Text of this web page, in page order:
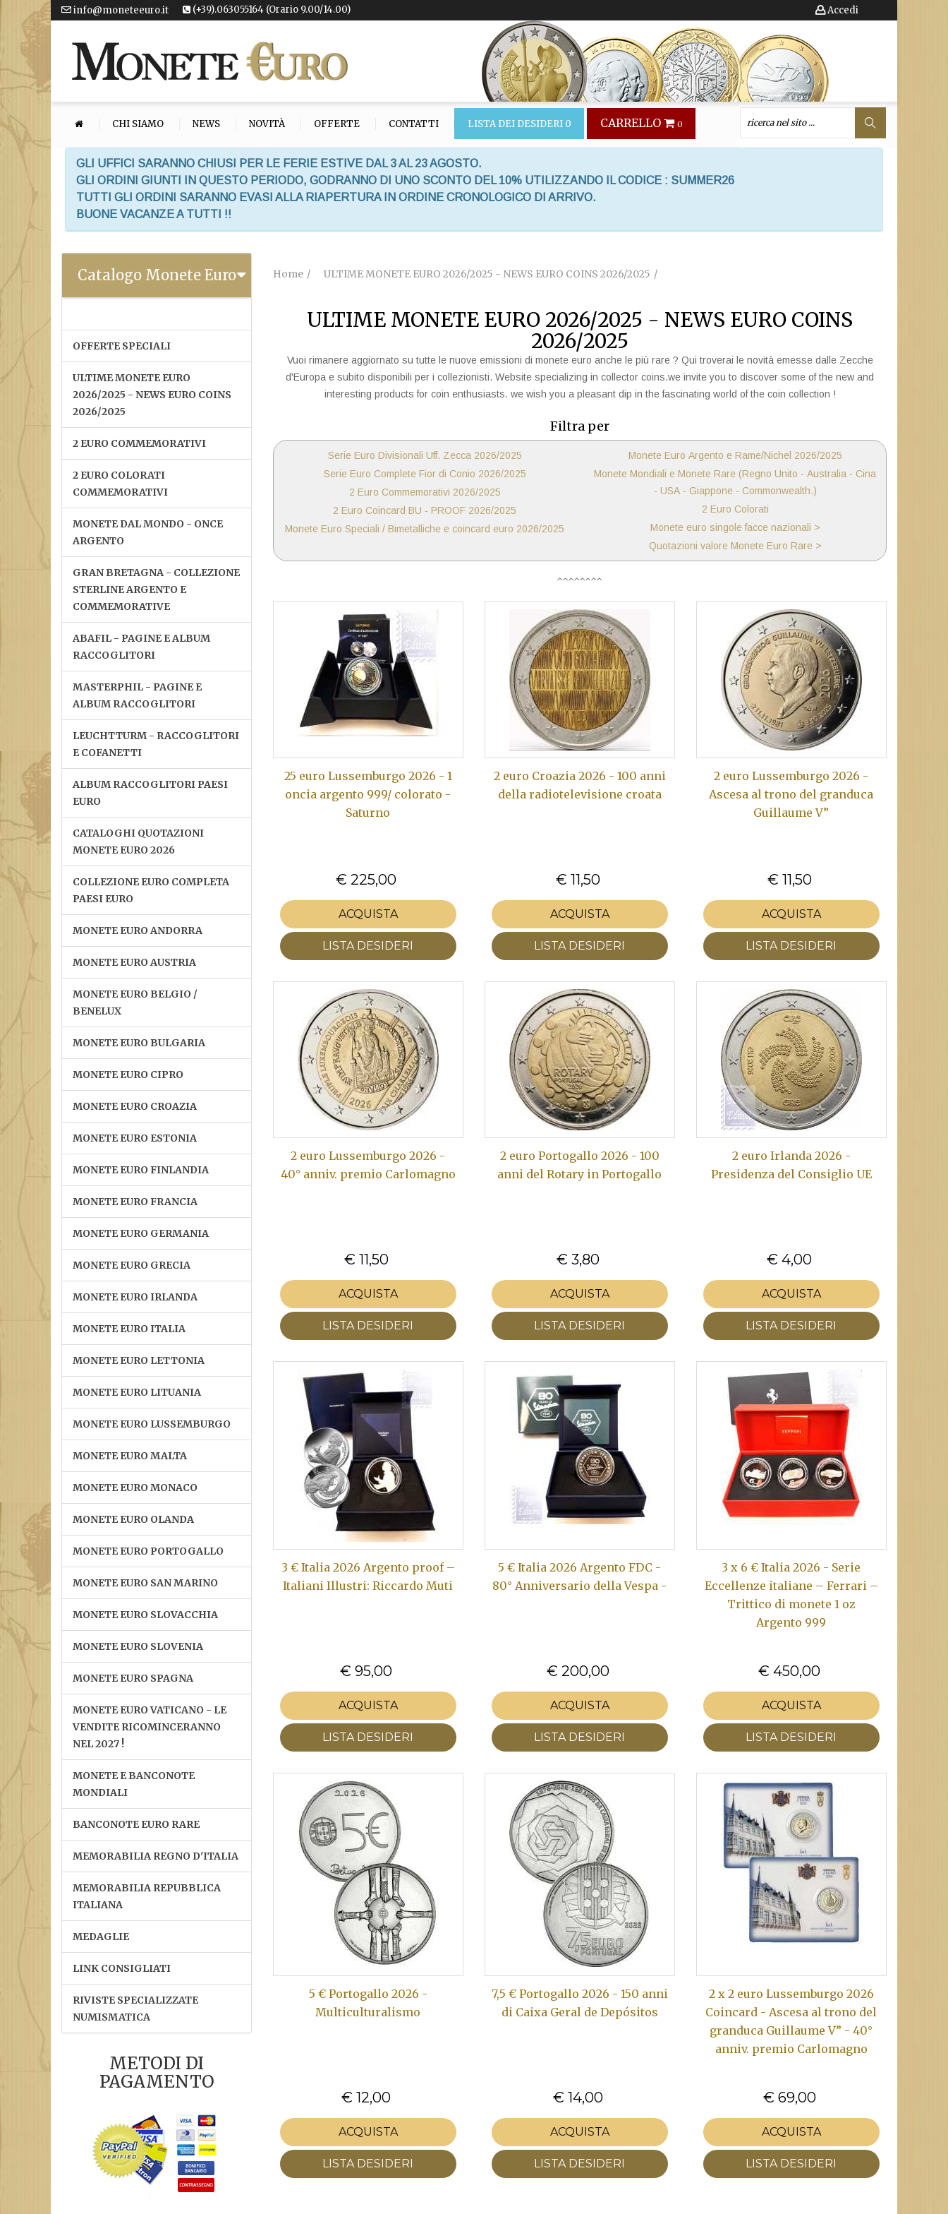
info@moneteeuro.it (+39).063055164 (Orario 9.00/14.00) Accedi
CHI SIAMO NEWS NOVITÀ OFFERTE CONTATTI LISTA DEI DESIDERI 0 CARRELLO 0
GLI UFFICI SARANNO CHIUSI PER LE FERIE ESTIVE DAL 3 AL 23 AGOSTO.
GLI ORDINI GIUNTI IN QUESTO PERIODO, GODRANNO DI UNO SCONTO DEL 10% UTILIZZANDO IL CODICE : SUMMER26
TUTTI GLI ORDINI SARANNO EVASI ALLA RIAPERTURA IN ORDINE CRONOLOGICO DI ARRIVO.
BUONE VACANZE A TUTTI !!
Catalogo Monete Euro
OFFERTE SPECIALI
ULTIME MONETE EURO
2026/2025 - NEWS EURO COINS
2026/2025
2 EURO COMMEMORATIVI
2 EURO COLORATI
COMMEMORATIVI
MONETE DAL MONDO - ONCE
ARGENTO
GRAN BRETAGNA - COLLEZIONE
STERLINE ARGENTO E
COMMEMORATIVE
ABAFIL - PAGINE E ALBUM
RACCOGLITORI
MASTERPHIL - PAGINE E
ALBUM RACCOGLITORI
LEUCHTTURM - RACCOGLITORI
E COFANETTI
ALBUM RACCOGLITORI PAESI
EURO
CATALOGHI QUOTAZIONI
MONETE EURO 2026
COLLEZIONE EURO COMPLETA
PAESI EURO
MONETE EURO ANDORRA
MONETE EURO AUSTRIA
MONETE EURO BELGIO /
BENELUX
MONETE EURO BULGARIA
MONETE EURO CIPRO
MONETE EURO CROAZIA
MONETE EURO ESTONIA
MONETE EURO FINLANDIA
MONETE EURO FRANCIA
MONETE EURO GERMANIA
MONETE EURO GRECIA
MONETE EURO IRLANDA
MONETE EURO ITALIA
MONETE EURO LETTONIA
MONETE EURO LITUANIA
MONETE EURO LUSSEMBURGO
MONETE EURO MALTA
MONETE EURO MONACO
MONETE EURO OLANDA
MONETE EURO PORTOGALLO
MONETE EURO SAN MARINO
MONETE EURO SLOVACCHIA
MONETE EURO SLOVENIA
MONETE EURO SPAGNA
MONETE EURO VATICANO - LE
VENDITE RICOMINCERANNO
NEL 2027 !
MONETE E BANCONOTE
MONDIALI
BANCONOTE EURO RARE
MEMORABILIA REGNO D'ITALIA
MEMORABILIA REPUBBLICA
ITALIANA
MEDAGLIE
LINK CONSIGLIATI
RIVISTE SPECIALIZZATE
NUMISMATICA
METODI DI
PAGAMENTO
Home ULTIME MONETE EURO 2026/2025 - NEWS EURO COINS 2026/2025
ULTIME MONETE EURO 2026/2025 - NEWS EURO COINS
2026/2025
Vuoi rimanere aggiornato su tutte le nuove emissioni di monete euro anche le più rare ? Qui troverai le novità emesse dalle Zecche
d'Europa e subito disponibili per i collezionisti. Website specializing in collector coins.we invite you to discover some of the new and
interesting products for coin enthusiasts. we wish you a pleasant dip in the fascinating world of the coin collection !
Filtra per
Serie Euro Divisionali Uff. Zecca 2026/2025
Serie Euro Complete Fior di Conio 2026/2025
2 Euro Commemorativi 2026/2025
2 Euro Coincard BU - PROOF 2026/2025
Monete Euro Speciali / Bimetalliche e coincard euro 2026/2025
Monete Euro Argento e Rame/Nichel 2026/2025
Monete Mondiali e Monete Rare (Regno Unito - Australia - Cina
- USA - Giappone - Commonwealth.)
2 Euro Colorati
Monete euro singole facce nazionali >
Quotazioni valore Monete Euro Rare >
25 euro Lussemburgo 2026 - 1
oncia argento 999/ colorato -
Saturno
€ 225,00
ACQUISTA
LISTA DESIDERI
2 euro Croazia 2026 - 100 anni
della radiotelevisione croata
€ 11,50
ACQUISTA
LISTA DESIDERI
2 euro Lussemburgo 2026 -
Ascesa al trono del granduca
Guillaume V”
€ 11,50
ACQUISTA
LISTA DESIDERI
2 euro Lussemburgo 2026 -
40° anniv. premio Carlomagno
€ 11,50
ACQUISTA
LISTA DESIDERI
2 euro Portogallo 2026 - 100
anni del Rotary in Portogallo
€ 3,80
ACQUISTA
LISTA DESIDERI
2 euro Irlanda 2026 -
Presidenza del Consiglio UE
€ 4,00
ACQUISTA
LISTA DESIDERI
3 € Italia 2026 Argento proof –
Italiani Illustri: Riccardo Muti
€ 95,00
ACQUISTA
LISTA DESIDERI
5 € Italia 2026 Argento FDC -
80° Anniversario della Vespa -
€ 200,00
ACQUISTA
LISTA DESIDERI
3 x 6 € Italia 2026 - Serie
Eccellenze italiane – Ferrari –
Trittico di monete 1 oz
Argento 999
€ 450,00
ACQUISTA
LISTA DESIDERI
5 € Portogallo 2026 -
Multiculturalismo
€ 12,00
ACQUISTA
LISTA DESIDERI
7,5 € Portogallo 2026 - 150 anni
di Caixa Geral de Depósitos
€ 14,00
ACQUISTA
LISTA DESIDERI
2 x 2 euro Lussemburgo 2026
Coincard - Ascesa al trono del
granduca Guillaume V” - 40°
anniv. premio Carlomagno
€ 69,00
ACQUISTA
LISTA DESIDERI